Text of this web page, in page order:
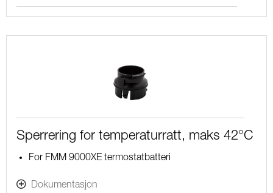
Sperrering for temperaturratt, maks 42°C
For FMM 9000XE termostatbatteri
Dokumentasjon